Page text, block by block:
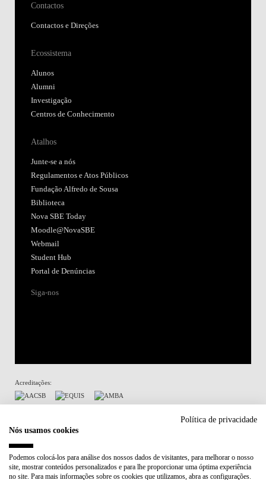
Contactos
Contactos e Direções
Ecossistema
Alunos
Alumni
Investigação
Centros de Conhecimento
Atalhos
Junte-se a nós
Regulamentos e Atos Públicos
Fundação Alfredo de Sousa
Biblioteca
Nova SBE Today
Moodle@NovaSBE
Webmail
Student Hub
Portal de Denúncias
Siga-nos
Acreditações:
Participa em:
Plano de Recuperação e Resiliência (PRR)
Política de privacidade
Nós usamos cookies
Podemos colocá-los para análise dos nossos dados de visitantes, para melhorar o nosso
site, mostrar conteúdos personalizados e para lhe proporcionar uma óptima experiência
no site. Para mais informações sobre os cookies que utilizamos, abra as configurações.